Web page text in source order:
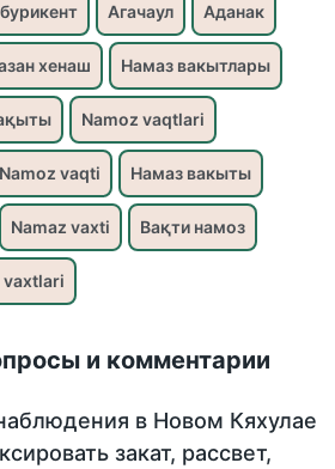
Агачаул Аданак
хенаш Намаз вакытлары
Namoz vaqtlari
Namoz vaqti Намаз вакыты
Namaz vaxti Вақти намоз
vaxtlari
и комментарии
в Новом Кяхулае
закат, рассвет,